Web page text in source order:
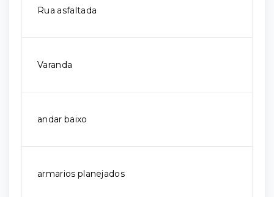
Rua asfaltada
Varanda
andar baixo
armarios planejados